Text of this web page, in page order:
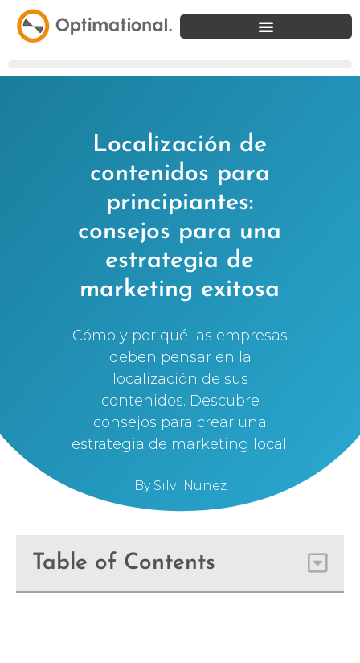
Localización de
contenidos para
principiantes:
consejos para una
estrategia de
marketing exitosa
Cómo y por qué las empresas
deben pensar en la
localización de sus
contenidos. Descubre
consejos para crear una
estrategia de marketing local.
BySilvi Nunez
Table of Contents